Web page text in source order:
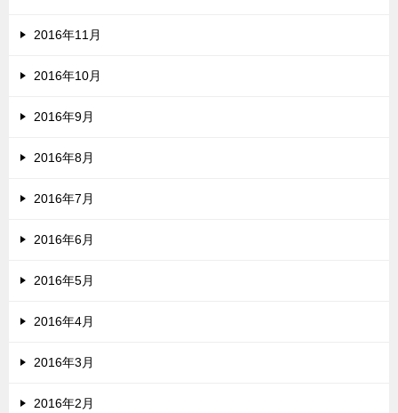
2016年11月
2016年10月
2016年9月
2016年8月
2016年7月
2016年6月
2016年5月
2016年4月
2016年3月
2016年2月